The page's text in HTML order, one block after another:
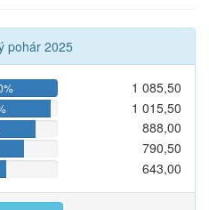
pohár 2025
1 085,50
1 015,50
888,00
790,50
643,00